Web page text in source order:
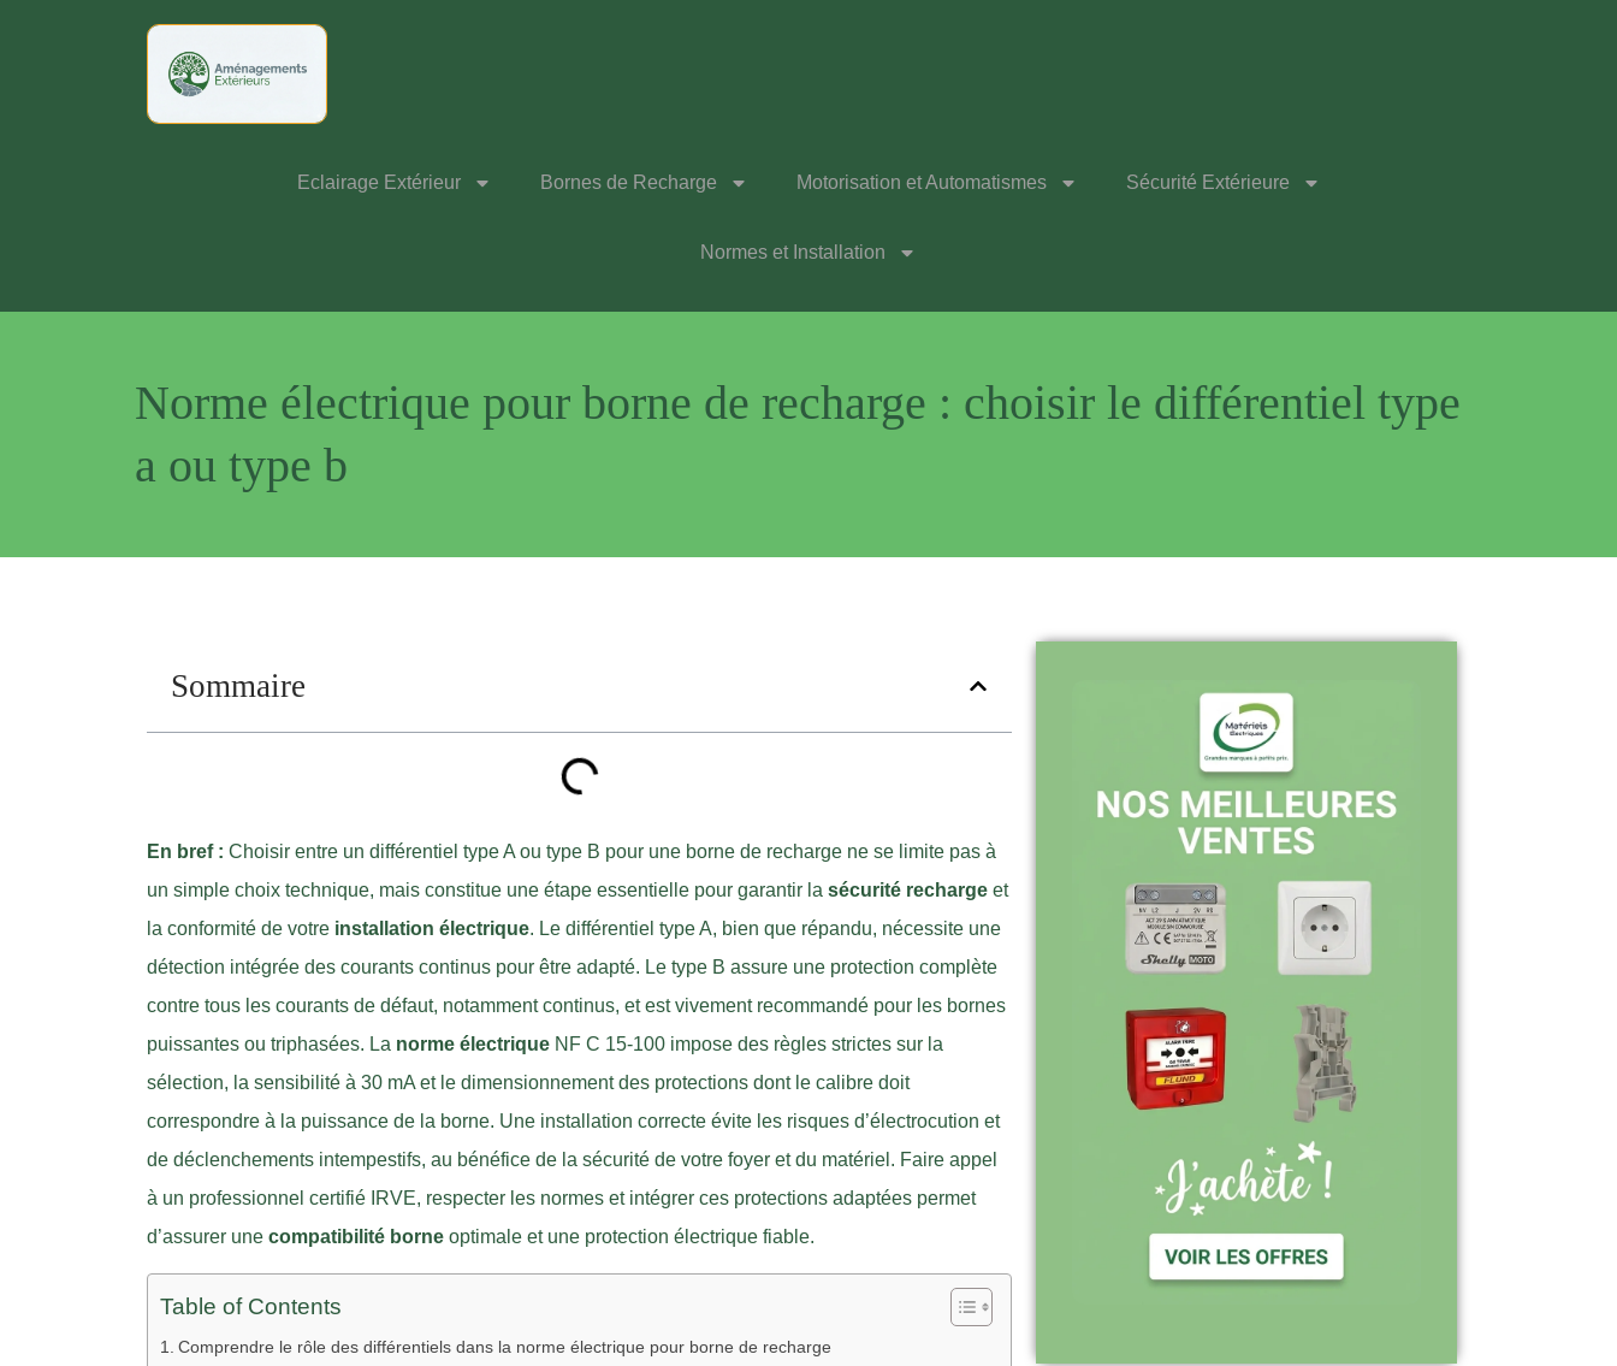
Eclairage Extérieur Bornes de Recharge Motorisation et Automatismes Sécurité Extérieure
Normes et Installation
Norme électrique pour borne de recharge : choisir le différentiel type
a ou type b
Sommaire
En bref : Choisir entre un différentiel type A ou type B pour une borne de recharge ne se limite pas à
un simple choix technique, mais constitue une étape essentielle pour garantir la sécurité recharge et
la conformité de votre installation électrique. Le différentiel type A, bien que répandu, nécessite une
détection intégrée des courants continus pour être adapté. Le type B assure une protection complète
contre tous les courants de défaut, notamment continus, et est vivement recommandé pour les bornes
puissantes ou triphasées. La norme électrique NF C 15-100 impose des règles strictes sur la
sélection, la sensibilité à 30 mA et le dimensionnement des protections dont le calibre doit
correspondre à la puissance de la borne. Une installation correcte évite les risques d’électrocution et
de déclenchements intempestifs, au bénéfice de la sécurité de votre foyer et du matériel. Faire appel
à un professionnel certifié IRVE, respecter les normes et intégrer ces protections adaptées permet
d’assurer une compatibilité borne optimale et une protection électrique fiable.
Table of Contents
Comprendre le rôle des différentiels dans la norme électrique pour borne de recharge
Pourquoi nous choisir ?
à jour sur le site
Expédition sous 24-48h : livraison rapide
après validation de commande
Support réactif : une équipe disponible
pour vous accompagner
Visiter le site